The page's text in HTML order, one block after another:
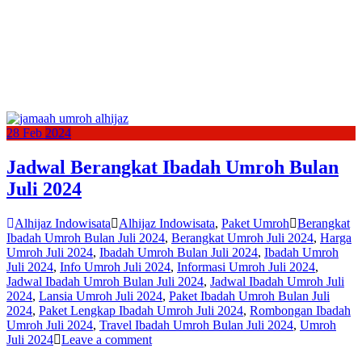
28 Feb 2024
Jadwal Berangkat Ibadah Umroh Bulan
Juli 2024
Alhijaz Indowisata Alhijaz Indowisata, Paket Umroh
Berangkat
Ibadah Umroh Bulan Juli 2024, Berangkat Umroh Juli 2024, Harga
Umroh Juli 2024, Ibadah Umroh Bulan Juli 2024, Ibadah Umroh
Juli 2024, Info Umroh Juli 2024, Informasi Umroh Juli 2024,
Jadwal Ibadah Umroh Bulan Juli 2024, Jadwal Ibadah Umroh Juli
2024, Lansia Umroh Juli 2024, Paket Ibadah Umroh Bulan Juli
2024, Paket Lengkap Ibadah Umroh Juli 2024, Rombongan Ibadah
Umroh Juli 2024, Travel Ibadah Umroh Bulan Juli 2024, Umroh
Juli 2024 Leave a comment